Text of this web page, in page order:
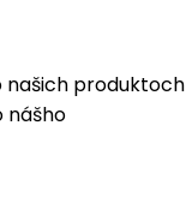
našich produktoch
nášho